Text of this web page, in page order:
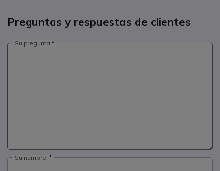
Preguntas y respuestas de clientes
Su pregunta
Su nombre: